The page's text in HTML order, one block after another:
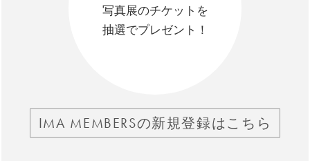
写真展のチケットを
抽選でプレゼント！
IMA MEMBERSの新規登録はこちら